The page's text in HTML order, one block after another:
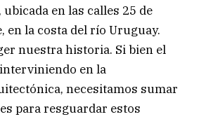
ubicada en las calles 25 de
en la costa del río Uruguay.
nuestra historia. Si bien el
en la
necesitamos sumar
para resguardar estos